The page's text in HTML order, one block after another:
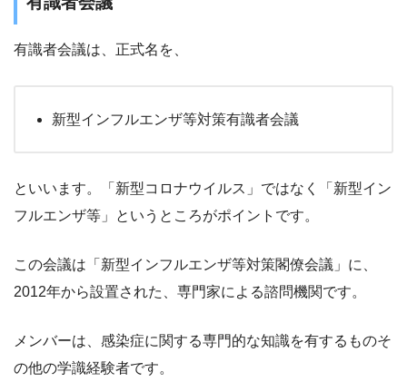
有識者会議は、正式名を、
新型インフルエンザ等対策有識者会議
といいます。「新型コロナウイルス」ではなく「新型イン
フルエンザ等」というところがポイントです。
この会議は「新型インフルエンザ等対策閣僚会議」に、
2012年から設置された、専門家による諮問機関です。
メンバーは、感染症に関する専門的な知識を有するものそ
の他の学識経験者です。